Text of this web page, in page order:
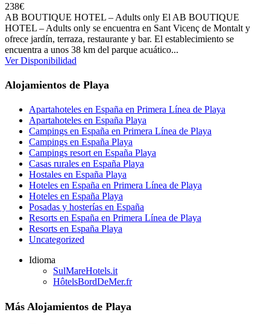
238€
AB BOUTIQUE HOTEL – Adults only El AB BOUTIQUE
HOTEL – Adults only se encuentra en Sant Vicenç de Montalt y
ofrece jardín, terraza, restaurante y bar. El establecimiento se
encuentra a unos 38 km del parque acuático...
Ver Disponibilidad
Alojamientos de Playa
Apartahoteles en España en Primera Línea de Playa
Apartahoteles en España Playa
Campings en España en Primera Línea de Playa
Campings en España Playa
Campings resort en España Playa
Casas rurales en España Playa
Hostales en España Playa
Hoteles en España en Primera Línea de Playa
Hoteles en España Playa
Posadas y hosterías en España
Resorts en España en Primera Línea de Playa
Resorts en España Playa
Uncategorized
Idioma
SulMareHotels.it
HôtelsBordDeMer.fr
Más Alojamientos de Playa